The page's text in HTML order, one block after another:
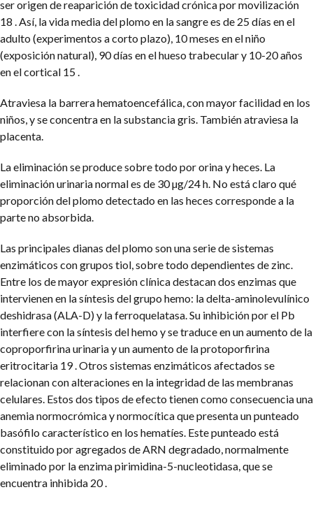
ser origen de reaparición de toxicidad crónica por movilización
18 . Así, la vida media del plomo en la sangre es de 25 días en el
adulto (experimentos a corto plazo), 10 meses en el niño
(exposición natural), 90 días en el hueso trabecular y 10-20 años
en el cortical 15 .
Atraviesa la barrera hematoencefálica, con mayor facilidad en los
niños, y se concentra en la substancia gris. También atraviesa la
placenta.
La eliminación se produce sobre todo por orina y heces. La
eliminación urinaria normal es de 30 µg/24 h. No está claro qué
proporción del plomo detectado en las heces corresponde a la
parte no absorbida.
Las principales dianas del plomo son una serie de sistemas
enzimáticos con grupos tiol, sobre todo dependientes de zinc.
Entre los de mayor expresión clínica destacan dos enzimas que
intervienen en la síntesis del grupo hemo: la delta-aminolevulínico
deshidrasa (ALA-D) y la ferroquelatasa. Su inhibición por el Pb
interfiere con la síntesis del hemo y se traduce en un aumento de la
coproporfirina urinaria y un aumento de la protoporfirina
eritrocitaria 19 . Otros sistemas enzimáticos afectados se
relacionan con alteraciones en la integridad de las membranas
celulares. Estos dos tipos de efecto tienen como consecuencia una
anemia normocrómica y normocítica que presenta un punteado
basófilo característico en los hematíes. Este punteado está
constituido por agregados de ARN degradado, normalmente
eliminado por la enzima pirimidina-5-nucleotidasa, que se
encuentra inhibida 20 .